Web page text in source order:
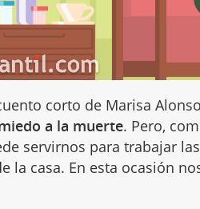
corto de Marisa
a la muerte. Pero,
servirnos para trabajar
la casa. En esta ocasión